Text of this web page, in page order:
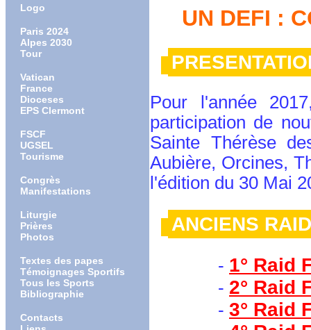
Logo
Paris 2024
Alpes 2030
Tour
Vatican
France
Dioceses
EPS Clermont
FSCF
UGSEL
Tourisme
Congrès
Manifestations
Liturgie
Prières
Photos
Textes des papes
Témoignages Sportifs
Tous les Sports
Bibliographie
Contacts
UN DEFI :
Pour l'année
participation de
Sainte Thérèse
Aubière, Orcines,
l'édition du 30 Mai
ANCIENS
- 1° Raid
- 2° Raid
- 3° Raid